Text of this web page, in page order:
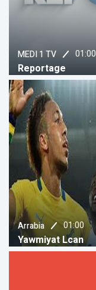
MEDI 1 TV 01:00
Reportage
Arrabia 01:00
Yawmiyat Lcan